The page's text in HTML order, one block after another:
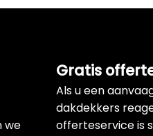
we
Gratis
Als u een
dakdekkers
offerteservice is